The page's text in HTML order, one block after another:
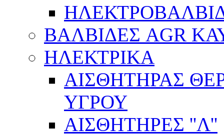
ΒΑΛΒΙΔΕΣ AGR
ΗΛΕΚΤΡΙΚΑ
ΑΙΣΘΗΤΗΡΑΣ
ΥΓΡΟΥ
ΑΙΣΘΗΤΗΡΕΣ ''Λ''